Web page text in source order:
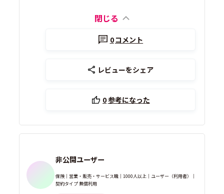
閉じる
0コメント
レビューをシェア
0参考になった
非公開ユーザー
保険｜営業・販売・サービス職｜1000人以上｜ユーザー（利用者）｜
契約タイプ 無償利用